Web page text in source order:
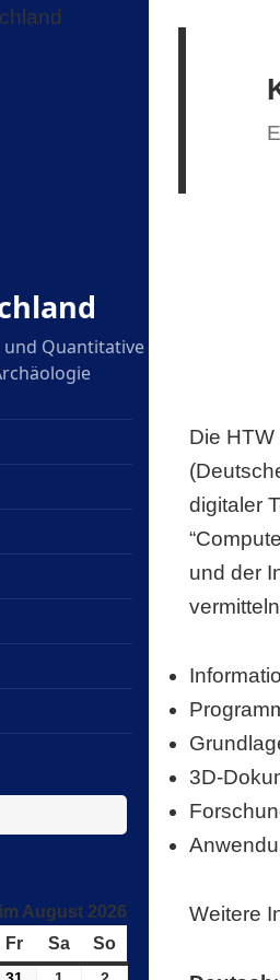
Quantitative
August 2026
FrFreitag
SaSamstag
SoSonntag
Die
digitaler
und der
3D-
Weitere